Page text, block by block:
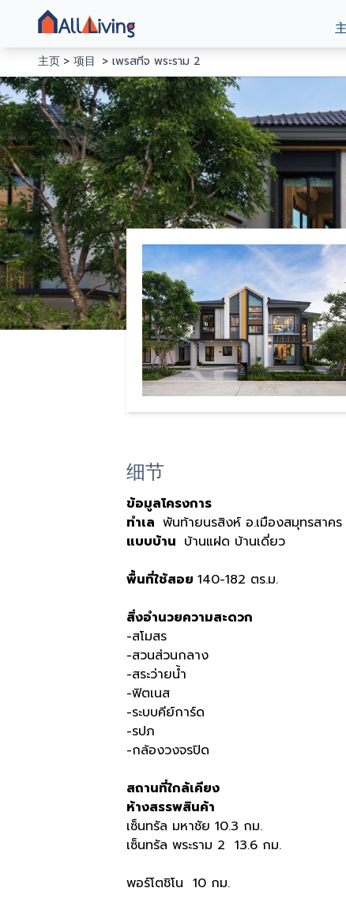
主页 项目 เพรสทีจ พระราม 2
细节
ข้อมูลโครงการ
ทำเล พันท้ายนรสิงห์ อ.เมืองสมุทรสาคร
แบบบ้าน บ้านแฝด บ้านเดี่ยว
พื้นที่ใช้สอย 140-182 ตร.ม.
สิ่งอำนวยความสะดวก
-สโมสร
-สวนส่วนกลาง
-สระว่ายน้ำ
-ฟิตเนส
-ระบบคีย์การ์ด
-รปภ
-กล้องวงจรปิด
สถานที่ใกล้เคียง
ห้างสรรพสินค้า
เซ็นทรัล มหาชัย 10.3 กม.
เซ็นทรัล พระราม 2 13.6 กม.
พอร์โตชิโน 10 กม.